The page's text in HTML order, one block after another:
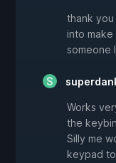
thank
into
someone
Works
the
Silly me
keypad